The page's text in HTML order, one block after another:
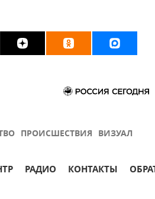
ПРОИСШЕСТВИЯ ВИЗУАЛ
РАДИО КОНТАКТЫ